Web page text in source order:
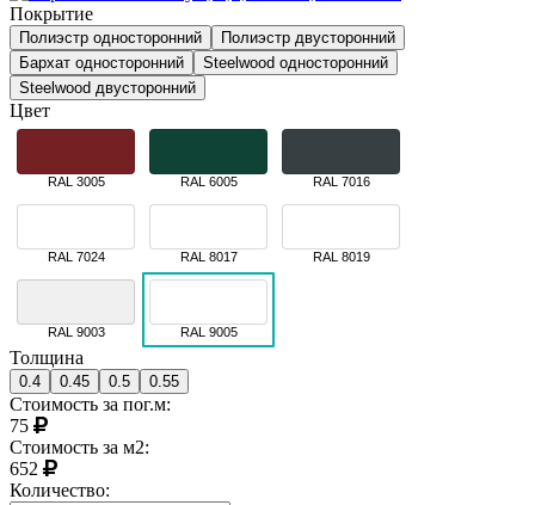
Покрытие
Полиэстр односторонний
Полиэстр двусторонний
Бархат односторонний
Steelwood односторонний
Steelwood двусторонний
Цвет
RAL 3005 RAL 6005 RAL 7016
RAL 7024 RAL 8017 RAL 8019
RAL 9003 RAL 9005
Толщина
0.4 0.45 0.5 0.55
Стоимость за пог.м:
75
Стоимость за м2:
652
Количество: